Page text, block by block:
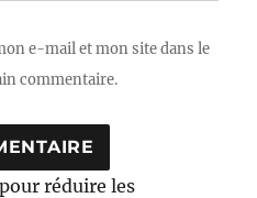
e-mail et mon site dans le
commentaire.
réduire les